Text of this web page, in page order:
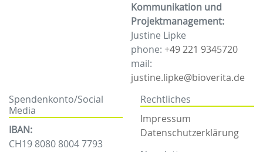
Kommunikation und
Projektmanagement:
Justine Lipke
phone: +49 221 9345720
mail:
justine.lipke@bioverita.de
Spendenkonto/Social
Media
IBAN:
CH19 8080 8004 7793
Rechtliches
Impressum
Datenschutzerklärung